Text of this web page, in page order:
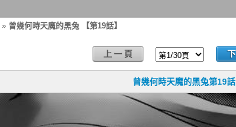
» 曾幾何時天魔的黑兔 【第19話】
曾幾何時天魔的黑兔第19話